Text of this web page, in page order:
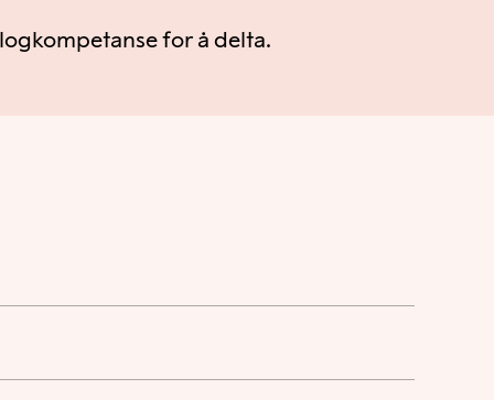
for å delta.